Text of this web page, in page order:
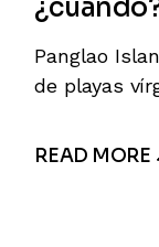
Panglao
de playas
READ MORE